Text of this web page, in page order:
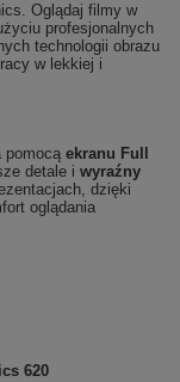
Oglądaj filmy w
profesjonalnych
technologii obrazu
w lekkiej i
pomocą ekranu Full
detale i wyraźny
dzięki
oglądania
620